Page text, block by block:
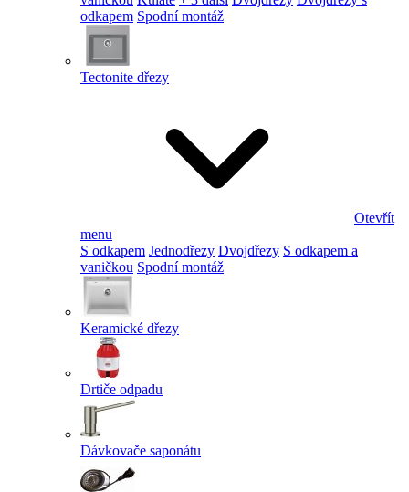
odkapem Spodní montáž
Tectonite dřezy
Otevřít
menu
S odkapem Jednodřezy Dvojdřezy S odkapem a
vaničkou Spodní montáž
Keramické dřezy
Drtiče odpadu
Dávkovače saponátu